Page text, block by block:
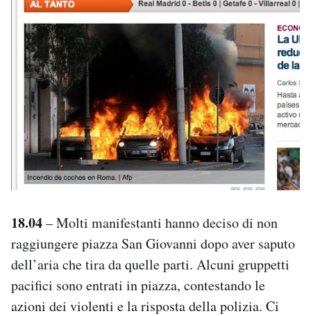
18.04– Molti manifestanti hanno deciso di non
raggiungere piazza San Giovanni dopo aver saputo
dell’aria che tira da quelle parti. Alcuni gruppetti
pacifici sono entrati in piazza, contestando le
azioni dei violenti e la risposta della polizia. Ci